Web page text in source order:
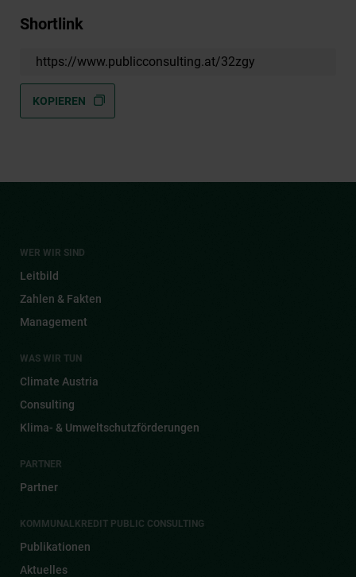
Shortlink
https://www.publicconsulting.at/32zgy
KOPIEREN
WER WIR SIND
Leitbild
Zahlen & Fakten
Management
WAS WIR TUN
Climate Austria
Consulting
Klima- & Umwelt­schutz­förderungen
PARTNER
Partner
KOMMUNALKREDIT PUBLIC CONSULTING
Publikationen
Aktuelles